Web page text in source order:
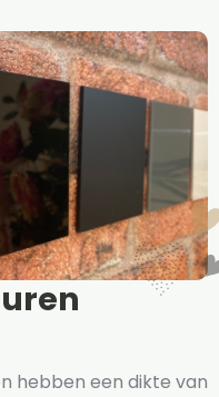
hebben een dikte van